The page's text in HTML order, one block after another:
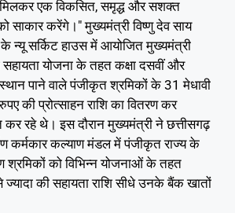
एक विकसित, समृद्ध और सशक्त
साकार करेंगे।" मुख्यमंत्री विष्णु देव साय
न्यू सर्किट हाउस में आयोजित मुख्यमंत्री
सहायता योजना के तहत कक्षा दसवीं और
पाने वाले पंजीकृत श्रमिकों के 31 मेधावी
की प्रोत्साहन राशि का वितरण कर
कर रहे थे। इस दौरान मुख्यमंत्री ने छत्तीसगढ़
कर्मकार कल्याण मंडल में पंजीकृत राज्य के
श्रमिकों को विभिन्न योजनाओं के तहत
की सहायता राशि सीधे उनके बैंक खातों